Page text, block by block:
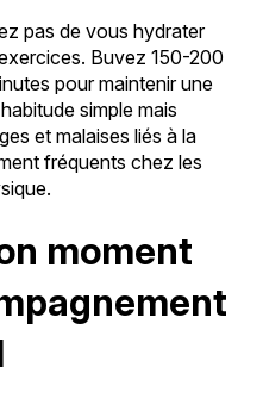
pas de vous hydrater
Buvez 150-200
pour maintenir une
simple mais
et malaises liés à la
fréquents chez les
moment